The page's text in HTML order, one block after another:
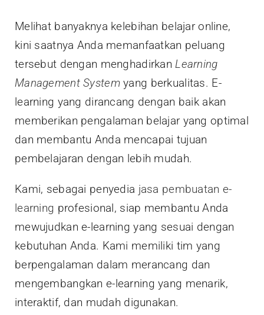
Melihat banyaknya kelebihan belajar online,
kini saatnya Anda memanfaatkan peluang
tersebut dengan menghadirkanLearning
Management Systemyang berkualitas. E-
learning yang dirancang dengan baik akan
memberikan pengalaman belajar yang optimal
dan membantu Anda mencapai tujuan
pembelajaran dengan lebih mudah.
Kami, sebagai penyedia jasa pembuatan e-
learning profesional, siap membantu Anda
mewujudkan e-learning yang sesuai dengan
kebutuhan Anda. Kami memiliki tim yang
berpengalaman dalam merancang dan
mengembangkan e-learning yang menarik,
interaktif, dan mudah digunakan.